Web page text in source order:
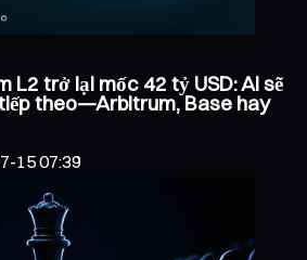
L2 trở lại mốc 42 tỷ USD: Ai sẽ
theo—Arbitrum, Base hay
15 07:39